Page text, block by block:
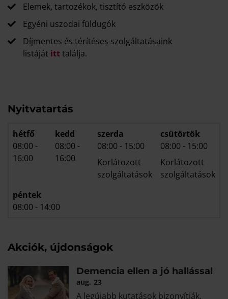
Elemek, tartozékok, tisztító eszközök
Egyéni uszodai füldugók
Díjmentes és térítéses szolgáltatásaink
listáját itttalálja.
Nyitvatartás
hétfő
08:00 -
16:00
kedd
08:00 -
16:00
szerda
08:00 - 15:00
Korlátozott
szolgáltatások
csütörtök
08:00 - 15:00
Korlátozott
szolgáltatások
péntek
08:00 - 14:00
Akciók, újdonságok
Demencia ellen a jó hallással
aug. 23
A legújabb kutatások bizonyítják,